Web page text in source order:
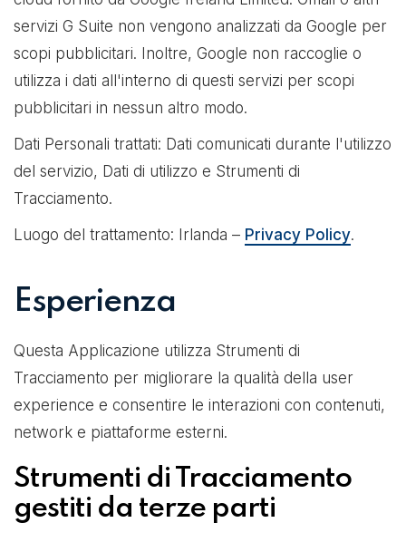
servizi G Suite non vengono analizzati da Google per
scopi pubblicitari. Inoltre, Google non raccoglie o
utilizza i dati all'interno di questi servizi per scopi
pubblicitari in nessun altro modo.
Dati Personali trattati: Dati comunicati durante l'utilizzo
del servizio, Dati di utilizzo e Strumenti di
Tracciamento.
Luogo del trattamento: Irlanda – Privacy Policy.
Esperienza
Questa Applicazione utilizza Strumenti di
Tracciamento per migliorare la qualità della user
experience e consentire le interazioni con contenuti,
network e piattaforme esterni.
Strumenti di Tracciamento
gestiti da terze parti